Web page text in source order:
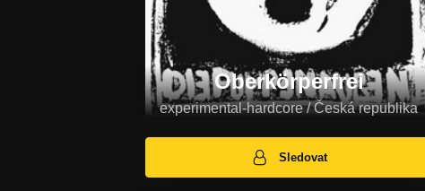
Oberkörperfrei
experimental-hardcore / Česká republika
Sledovat